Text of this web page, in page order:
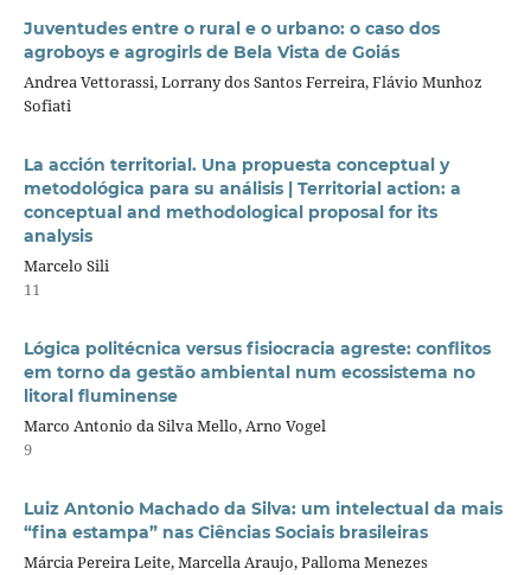
Juventudes entre o rural e o urbano: o caso dos
agroboys e agrogirls de Bela Vista de Goiás
Andrea Vettorassi, Lorrany dos Santos Ferreira, Flávio Munhoz
Sofiati
La acción territorial. Una propuesta conceptual y
metodológica para su análisis | Territorial action: a
conceptual and methodological proposal for its
analysis
Marcelo Sili
11
Lógica politécnica versus fisiocracia agreste: conflitos
em torno da gestão ambiental num ecossistema no
litoral fluminense
Marco Antonio da Silva Mello, Arno Vogel
9
Luiz Antonio Machado da Silva: um intelectual da mais
“fina estampa” nas Ciências Sociais brasileiras
Márcia Pereira Leite, Marcella Araujo, Palloma Menezes